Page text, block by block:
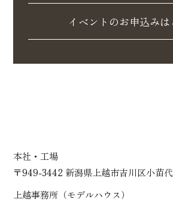
イベントのお申込みは
本社・工場
〒949-3442 新潟県上越市吉川区小苗
上越事務所（モデルハウス）